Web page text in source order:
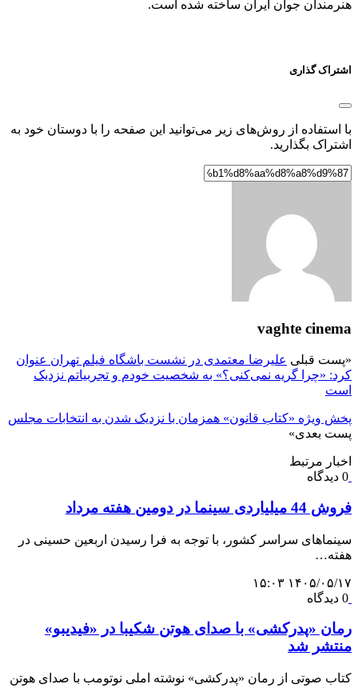
هنرمندان جوان ایران ساخته شده است.
اشتراک گذاری
با استفاده از روش‌های زیر می‌توانید این صفحه را با دوستان خود به
اشتراک بگذارید.
vaghte cinema
«پست قبلی علیرضا معتمدی در نشست باشگاه فیلم تهران عنوان
کرد: «چرا گریه نمی‌کنی؟» به شخصیت خودم و تجربیاتم نزدیک
است
پخش ویژه «کتاب قانون» همزمان با نزدیک شدن به انتخابات مجلس
پست بعدی»
اخبار مرتبط
0 دیدگاه
فروش 44 میلیاردی سینما در دومین هفته مرداد
سینماهای سراسر کشور، با توجه به فرا رسیدن اربعین حسینی در
هفته‌…
۱۴۰۵/۰۵/۱۷ ۱۵:۰۳
0 دیدگاه
رمان «پدرکشی» با صدای هوتن شکیبا در «فیدیبو»
منتشر شد
کتاب صوتی از رمان «پدرکشی» نوشته املی نوتومب با صدای هوتن